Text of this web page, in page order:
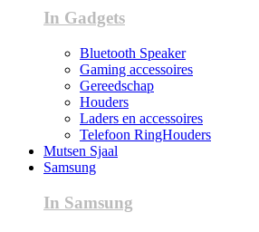
In Gadgets
Bluetooth Speaker
Gaming accessoires
Gereedschap
Houders
Laders en accessoires
Telefoon RingHouders
Mutsen Sjaal
Samsung
In Samsung